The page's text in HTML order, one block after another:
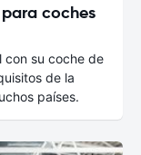
coches
con su coche de
de la
países.